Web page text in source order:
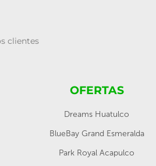
clientes
OFERTAS
Dreams Huatulco
BlueBay Grand Esmeralda
Park Royal Acapulco